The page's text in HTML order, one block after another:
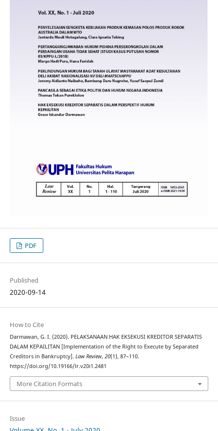
PDF
Published
2020-09-14
How to Cite
Darmawan, G. I. (2020). PELAKSANAAN HAK EKSEKUSI KREDITOR SEPARATIS
DALAM KEPAILITAN [Implementation of the Right to Execute by Separated
Creditors in Bankruptcy]. Law Review, 20(1), 87–110.
https://doi.org/10.19166/lr.v20i1.2481
More Citation Formats
Issue